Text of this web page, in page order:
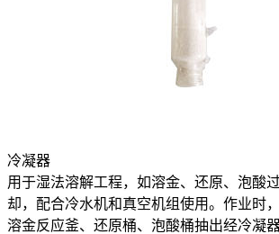
冷凝器
用于湿法溶解工程，如溶金、还原、泡酸
却，配合冷水机和真空机组使用。作业时
溶金反应釜、还原桶、泡酸桶抽出经冷凝